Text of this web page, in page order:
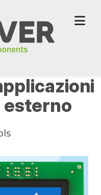
alto
esterno